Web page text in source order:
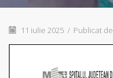
11 iulie 2025 / Publicat de